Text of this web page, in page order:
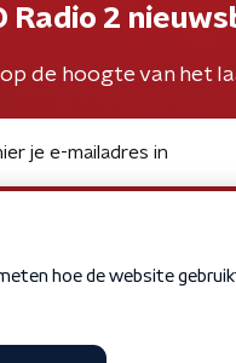
Radio 2
de hoogte van het